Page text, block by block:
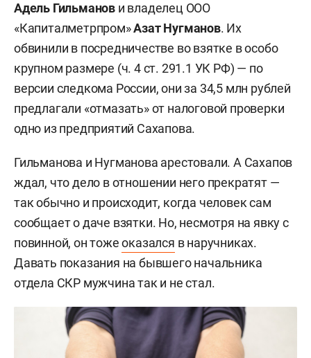
Адель Гильманов и владелец ООО
«Капиталметрпром»Азат Нугманов. Их
обвинили в посредничестве во взятке в особо
крупном размере (ч. 4 ст. 291.1 УК РФ) — по
версии следкома России, они за 34,5 млн рублей
предлагали «отмазать» от налоговой проверки
одно из предприятий Сахапова.
Гильманова и Нугманова арестовали. А Сахапов
ждал, что дело в отношении него прекратят —
так обычно и происходит, когда человек сам
сообщает о даче взятки. Но, несмотря на явку с
повинной, он тожеоказался в наручниках.
Давать показания на бывшего начальника
отдела СКР мужчина так и не стал.